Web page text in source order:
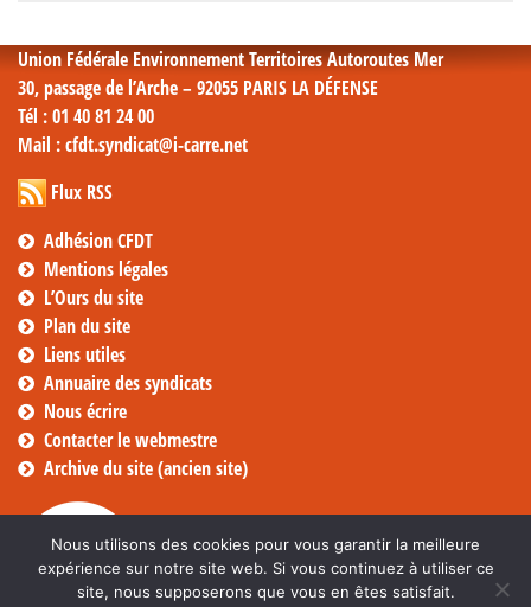
Union Fédérale Environnement Territoires Autoroutes Mer
30, passage de l’Arche – 92055 PARIS LA DÉFENSE
Tél : 01 40 81 24 00
Mail : cfdt.syndicat@i-carre.net
Flux RSS
Adhésion CFDT
Mentions légales
L’Ours du site
Plan du site
Liens utiles
Annuaire des syndicats
Nous écrire
Contacter le webmestre
Archive du site (ancien site)
Nous utilisons des cookies pour vous garantir la meilleure
expérience sur notre site web. Si vous continuez à utiliser ce
site, nous supposerons que vous en êtes satisfait.